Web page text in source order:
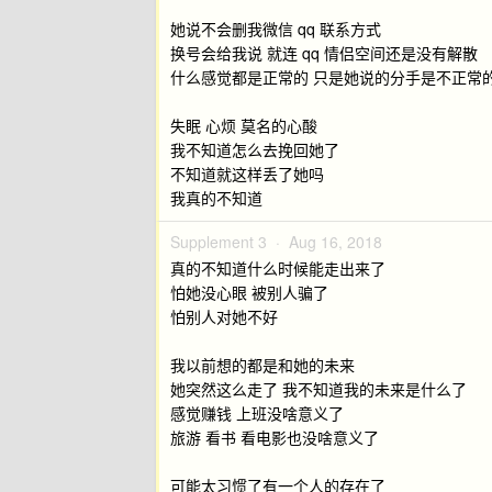
她说不会删我微信 qq 联系方式
换号会给我说 就连 qq 情侣空间还是没有解散
什么感觉都是正常的 只是她说的分手是不正常
失眠 心烦 莫名的心酸
我不知道怎么去挽回她了
不知道就这样丢了她吗
我真的不知道
Supplement 3 · Aug 16, 2018
真的不知道什么时候能走出来了
怕她没心眼 被别人骗了
怕别人对她不好
我以前想的都是和她的未来
她突然这么走了 我不知道我的未来是什么了
感觉赚钱 上班没啥意义了
旅游 看书 看电影也没啥意义了
可能太习惯了有一个人的存在了